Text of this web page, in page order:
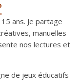
ans. Je partage
manuelles
nos lectures et
de jeux éducatifs